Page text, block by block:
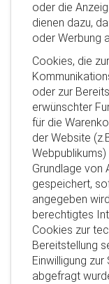
oder die
dienen dazu,
oder Werbung
Cookies, die
oder zur
erwünschter
für die
der Website
Grundlage von
gespeichert,
angegeben
berechtigtes
Cookies zur
Bereitstellung
Einwilligung
abgefragt